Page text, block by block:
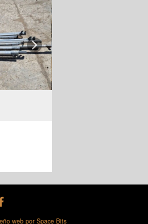
Next
web por Space Bits